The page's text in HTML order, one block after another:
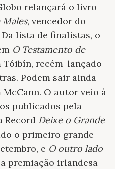
relançará o livro
, vencedor do
Da lista de finalistas, o
O Testamento de
recém-lançado
Podem sair ainda
McCann. O autor veio à
publicados pela
Record Deixe o Grande
o primeiro grande
e O outro lado
premiação irlandesa